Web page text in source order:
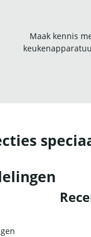
Maak kennis